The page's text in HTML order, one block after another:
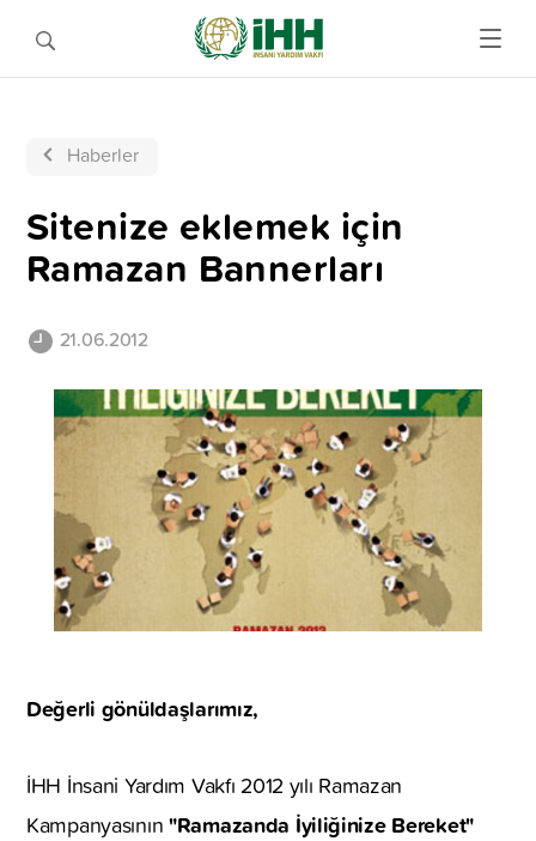
Haberler
Sitenize eklemek için
Ramazan Bannerları
21.06.2012
Değerli gönüldaşlarımız,
İHH İnsani Yardım Vakfı 2012 yılı Ramazan
Kampanyasının "Ramazanda İyiliğinize Bereket"